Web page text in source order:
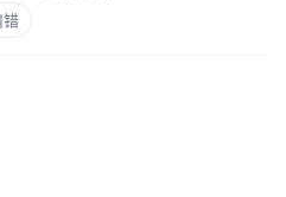
错